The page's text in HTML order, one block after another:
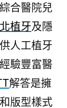
綜合醫院兒
植牙及隱
人工植牙
驗豐富醫
解答是擁
版型樣式